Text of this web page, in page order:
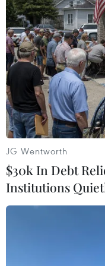
“Tập đoàn
thêm nhiều tuyến
vận hành, để
trong lành hơn,
lại cuộc sống tốt
Hiệp chia sẻ.
JG Wentworth
$30k In Debt
Institutions